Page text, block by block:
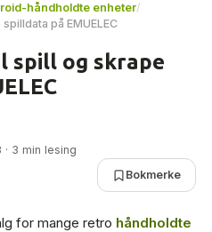
håndholdte enheter/
på EMUELEC
spill og skrape
3 min lesing
Bokmerke
for mange retro håndholdte